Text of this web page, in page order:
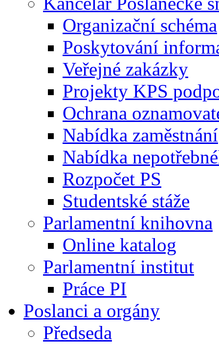
Organizační schéma
Poskytování
Veřejné zakázky
Projekty KPS
Ochrana
Nabídka zaměstnání
Nabídka
Rozpočet PS
Studentské stáže
Parlamentní knihovna
Online katalog
Parlamentní institut
Práce PI
Poslanci a orgány
Předseda